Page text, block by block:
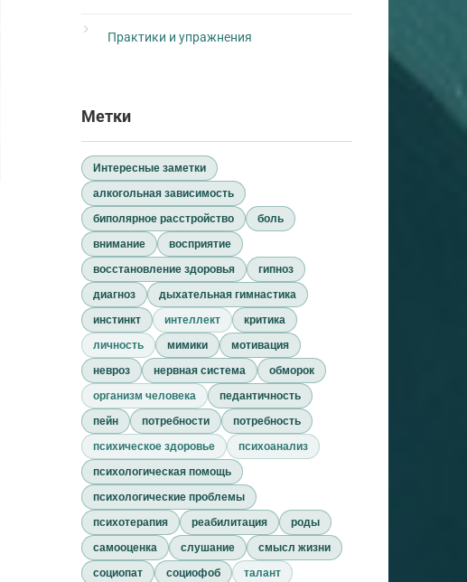
Практики и упражнения
Метки
Интересные заметки
алкогольная зависимость
биполярное расстройство
боль
внимание
восприятие
восстановление здоровья
гипноз
диагноз
дыхательная гимнастика
инстинкт
интеллект
критика
личность
мимики
мотивация
невроз
нервная система
обморок
организм человека
педантичность
пейн
потребности
потребность
психическое здоровье
психоанализ
психологическая помощь
психологические проблемы
психотерапия
реабилитация
роды
самооценка
слушание
смысл жизни
социопат
социофоб
талант